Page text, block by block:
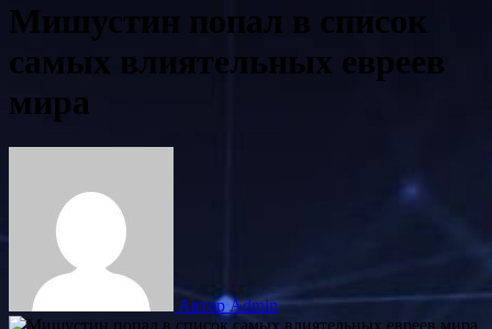
Мишустин попал в список
самых влиятельных евреев
мира
Автор Admin